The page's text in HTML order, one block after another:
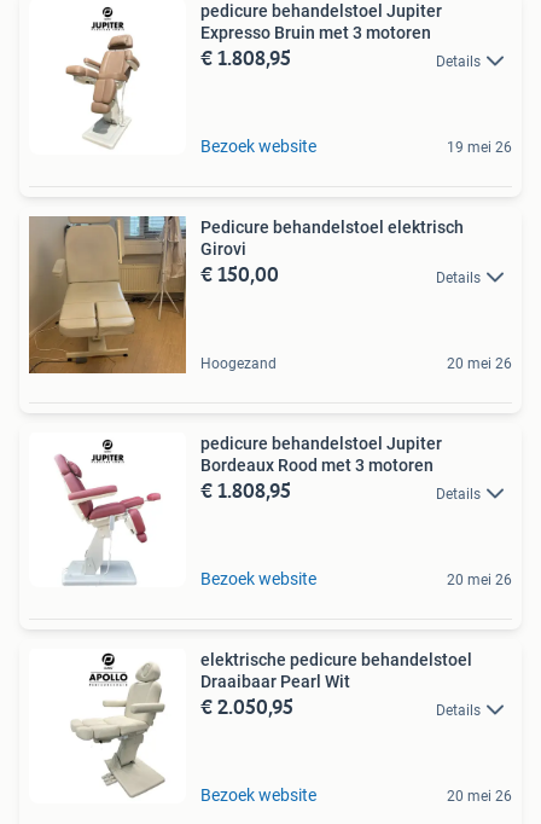
pedicure behandelstoel Jupiter
Expresso Bruin met 3 motoren
€ 1.808,95 Details
Bezoek website 19 mei 26
Pedicure behandelstoel elektrisch
Girovi
€ 150,00 Details
Hoogezand 20 mei 26
pedicure behandelstoel Jupiter
Bordeaux Rood met 3 motoren
€ 1.808,95 Details
Bezoek website 20 mei 26
elektrische pedicure behandelstoel
Draaibaar Pearl Wit
€ 2.050,95 Details
Bezoek website 20 mei 26